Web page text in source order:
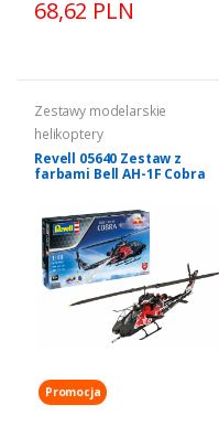
68,62 PLN
Zestawy modelarskie
helikoptery
Revell 05640 Zestaw z
farbami Bell AH-1F Cobra
Promocja